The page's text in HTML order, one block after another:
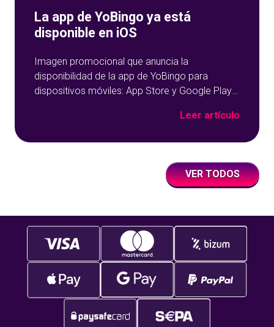
La app de YoBingo ya está
disponible en iOS
Imagen promocional que anuncia la
disponibilidad de la app de YoBingo para
dispositivos móviles: App Store y Google Play
Leer artículo
VER TODOS